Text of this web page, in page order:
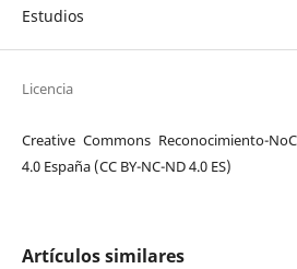
Estudios
Licencia
Creative Commons Reconocimiento-
4.0 España (CC BY-NC-ND 4.0 ES)
Artículos similares